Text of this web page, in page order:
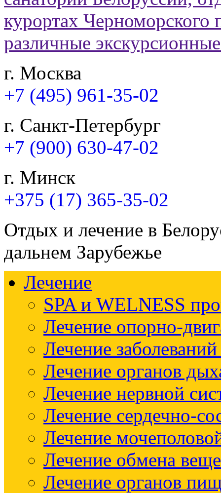
г. Москва
+7 (495) 961-35-02
г. Санкт-Петербург
+7 (900) 630-47-02
г. Минск
+375 (17) 365-35-02
Отдых и лечение в
дальнем Зарубежье
Лечение
SPA и WELNESS
Лечение опорно-
Лечение
Лечение органов
Лечение нервной
Лечение сердечно-
Лечение
Лечение обмена
Лечение органов